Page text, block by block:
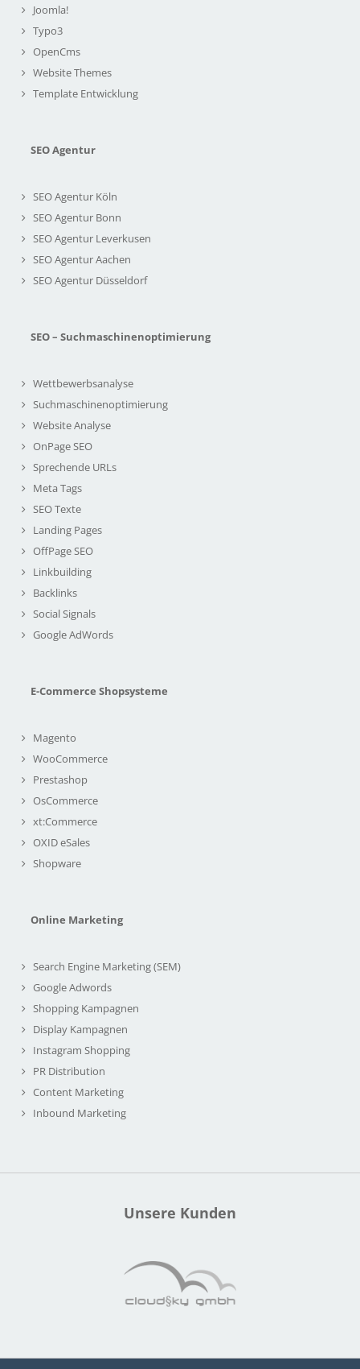
Joomla!
Typo3
OpenCms
Website Themes
Template Entwicklung
SEO Agentur
SEO Agentur Köln
SEO Agentur Bonn
SEO Agentur Leverkusen
SEO Agentur Aachen
SEO Agentur Düsseldorf
SEO – Suchmaschinenoptimierung
Wettbewerbsanalyse
Suchmaschinenoptimierung
Website Analyse
OnPage SEO
Sprechende URLs
Meta Tags
SEO Texte
Landing Pages
OffPage SEO
Linkbuilding
Backlinks
Social Signals
Google AdWords
E-Commerce Shopsysteme
Magento
WooCommerce
Prestashop
OsCommerce
xt:Commerce
OXID eSales
Shopware
Online Marketing
Search Engine Marketing (SEM)
Google Adwords
Shopping Kampagnen
Display Kampagnen
Instagram Shopping
PR Distribution
Content Marketing
Inbound Marketing
Unsere Kunden